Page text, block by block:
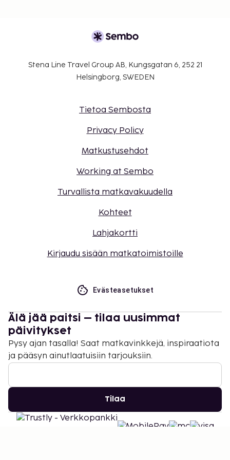
Stena Line Travel Group AB, Kungsgatan 6, 252 21
Helsingborg, SWEDEN
Tietoa Sembosta
Privacy Policy
Matkustusehdot
Working at Sembo
Turvallista matkavakuudella
Kohteet
Lahjakortti
Kirjaudu sisään matkatoimistoille
Evästeasetukset
Älä jää paitsi – tilaa uusimmat
päivitykset
Pysy ajan tasalla! Saat matkavinkkejä, inspiraatiota
ja pääsyn ainutlaatuisiin tarjouksiin.
Tilaa